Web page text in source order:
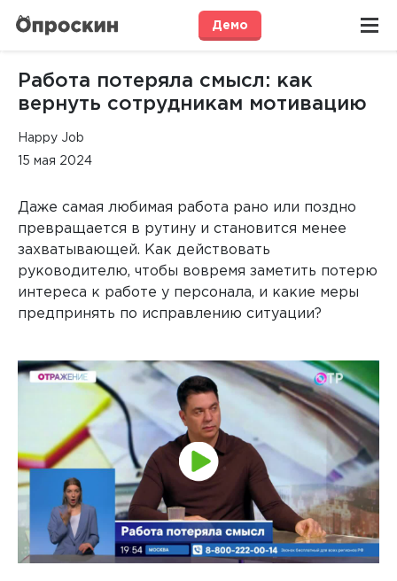
Демо
Работа потеряла смысл: как
вернуть сотрудникам мотивацию
Happy Job
15 мая 2024
Даже самая любимая работа рано или поздно
превращается в рутину и становится менее
захватывающей. Как действовать
руководителю, чтобы вовремя заметить потерю
интереса к работе у персонала, и какие меры
предпринять по исправлению ситуации?